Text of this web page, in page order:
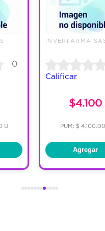
0
U
INVERFARMA
Calificar
$4.100
PUM: $
Agregar